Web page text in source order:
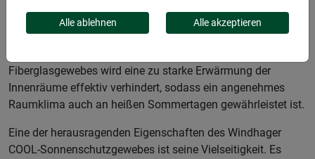
Lösung kombiniert zwei wichtige Funktionen in einem
Produkt und stellt somit eine ideale Ergänzung für jedes
Fiberglasgewebes wird eine zu starke Erwärmung der
Innenräume effektiv verhindert, sodass ein angenehmes
Raumklima auch an heißen Sommertagen gewährleistet ist.
Eine der herausragenden Eigenschaften des Windhager
COOL-Sonnenschutzgewebes ist seine Vielseitigkeit. Es
Alle ablehnen Alle akzeptieren